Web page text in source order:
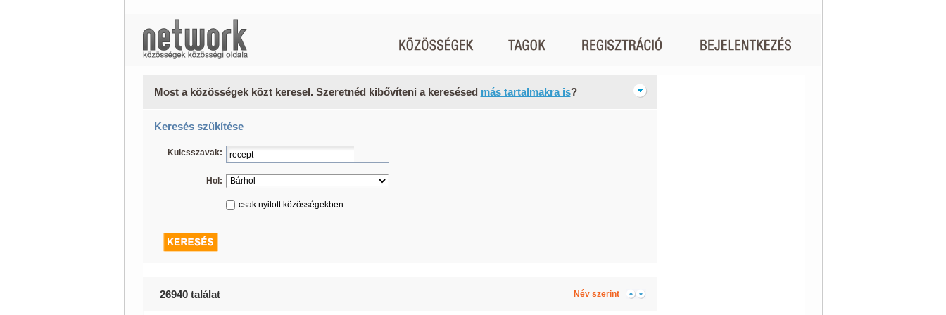
Most a közösségek közt keresel. Szeretnéd kibővíteni a keresésed más tartalmakra is?
Keresés szűkítése
Kulcsszavak:
Hol:
csak nyitott közösségekben
26940 találat Név szerint